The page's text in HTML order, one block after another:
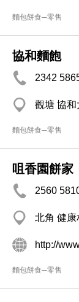
麵包餅食─零售
協和麵飽
2342
觀塘 協和
麵包餅食─零售
咀香園餅家
2560
北角 健康
http://
麵包餅食─零售